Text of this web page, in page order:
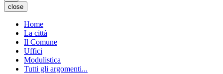
close
Home
La città
Il Comune
Uffici
Modulistica
Tutti gli argomenti...